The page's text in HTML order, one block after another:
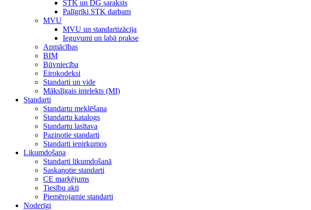
STK un DG saraksts
Palīgrīki STK darbam
MVU
MVU un standartizācija
Ieguvumi un labā prakse
Apmācības
BIM
Būvniecība
Eirokodeksi
Standarti un vide
Mākslīgais intelekts (MI)
Standarti
Standartu meklēšana
Standartu katalogs
Standartu lasītava
Paziņotie standarti
Standarti iepirkumos
Likumdošana
Standarti likumdošanā
Saskaņotie standarti
CE marķējums
Tiesību akti
Piemērojamie standarti
Noderīgi